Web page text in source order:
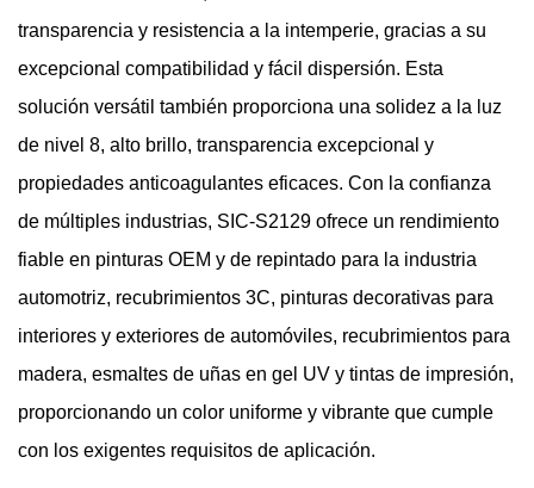
transparencia y resistencia a la intemperie, gracias a su
excepcional compatibilidad y fácil dispersión. Esta
solución versátil también proporciona una solidez a la luz
de nivel 8, alto brillo, transparencia excepcional y
propiedades anticoagulantes eficaces. Con la confianza
de múltiples industrias, SIC-S2129 ofrece un rendimiento
fiable en pinturas OEM y de repintado para la industria
automotriz, recubrimientos 3C, pinturas decorativas para
interiores y exteriores de automóviles, recubrimientos para
madera, esmaltes de uñas en gel UV y tintas de impresión,
proporcionando un color uniforme y vibrante que cumple
con los exigentes requisitos de aplicación.